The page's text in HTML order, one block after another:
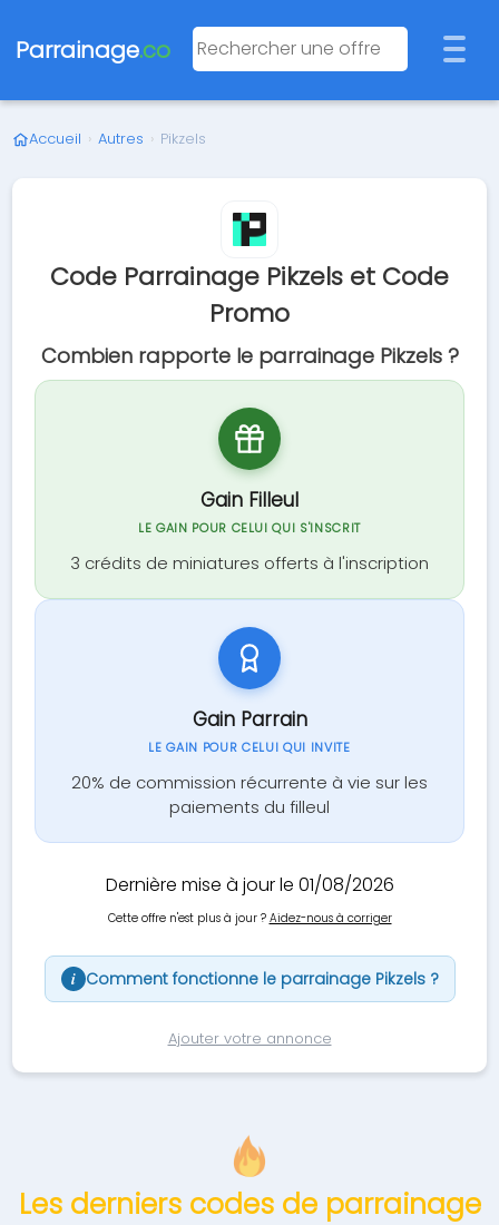
Parrainage.co
Accueil › Autres › Pikzels
Code Parrainage Pikzels et Code
Promo
Combien rapporte le parrainage Pikzels ?
Gain Filleul
LE GAIN POUR CELUI QUI S'INSCRIT
3 crédits de miniatures offerts à l'inscription
Gain Parrain
LE GAIN POUR CELUI QUI INVITE
20% de commission récurrente à vie sur les
paiements du filleul
Dernière mise à jour le 01/08/2026
Cette offre n'est plus à jour ? Aidez-nous à corriger
i Comment fonctionne le parrainage Pikzels ?
Ajouter votre annonce
Les derniers codes de parrainage